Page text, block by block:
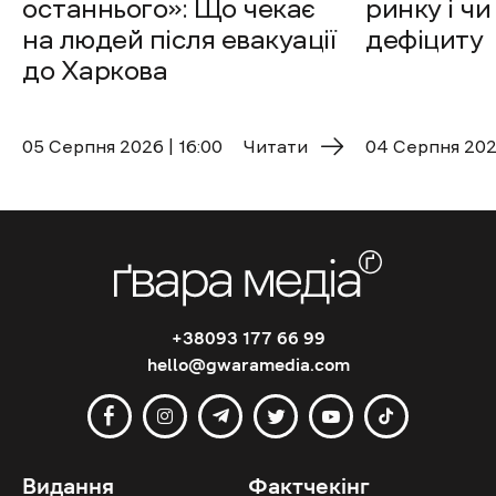
останнього»: Що чекає
на людей після евакуації
до Харкова
05 Cерпня 2026 | 16:00 Читати
ринку і
дефіциту
04 Cерпня
+38093 177 66 99
hello@gwaramedia.com
Видання Фактчекінг